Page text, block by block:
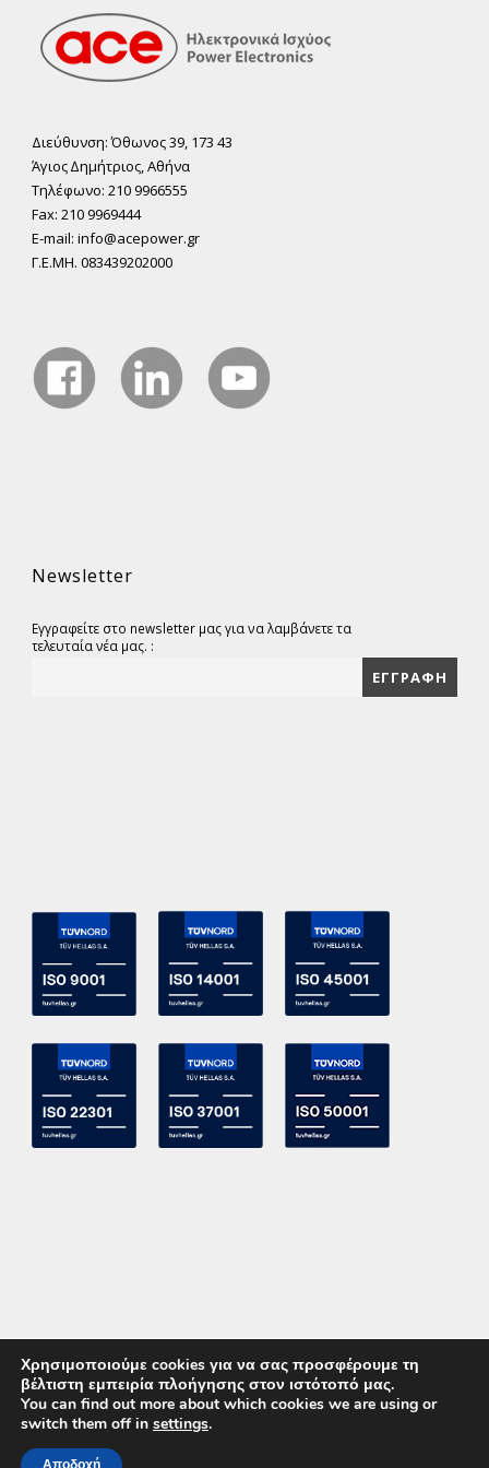
Διεύθυνση: Όθωνος 39, 173 43
Άγιος ∆ηµήτριος, Αθήνα
Τηλέφωνο: 210 9966555
Fax: 210 9969444
E-mail: info@acepower.gr
Γ.Ε.ΜΗ. 083439202000
Newsletter
Εγγραφείτε στο newsletter μας για να λαμβάνετε τα
τελευταία νέα μας. :
Copyright 2015 ACE Power Electronics - All Right Reserved
Χρησιμοποιούμε cookies για να σας προσφέρουμε τη
βέλτιστη εμπειρία πλοήγησης στον ιστότοπό μας.
You can find out more about which cookies we are using or
switch them off in settings.